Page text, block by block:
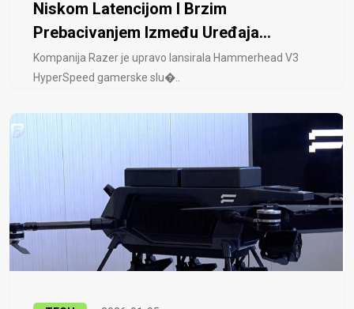
Niskom Latencijom I Brzim
Prebacivanjem Između Uređaja...
Kompanija Razer je upravo lansirala Hammerhead V3
HyperSpeed ​​gamerske slu�..